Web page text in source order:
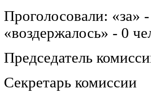
Проголосовали: «за»
«воздержалось» - 0
Председатель
Секретарь